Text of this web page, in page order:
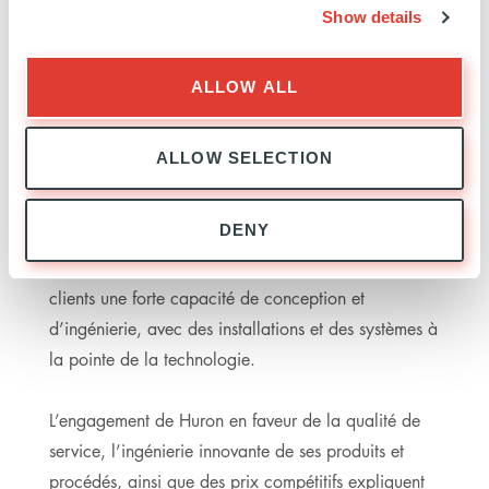
Show details
ALLOW ALL
ALLOW SELECTION
DENY
À PROPOS DE HURON
Huron est un fabricant leader de systèmes tubulaires
complexes et de pièces de précision pour l’industrie
automobile. Créé en 1943, Huron fournit à ses
clients une forte capacité de conception et
d’ingénierie, avec des installations et des systèmes à
la pointe de la technologie.
L’engagement de Huron en faveur de la qualité de
service, l’ingénierie innovante de ses produits et
procédés, ainsi que des prix compétitifs expliquent